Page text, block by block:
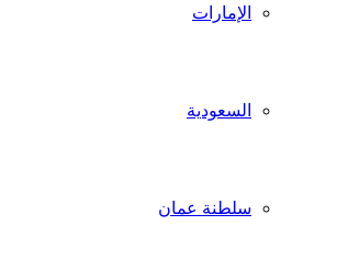
الإمارات
السعودية
سلطنة عمان